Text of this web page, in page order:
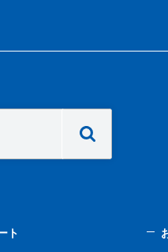
ト